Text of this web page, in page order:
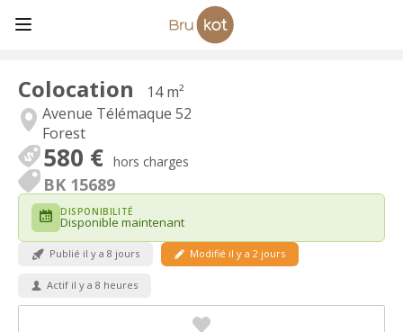
Colocation
14 m²
Avenue Télémaque 52
Forest
580 € hors charges
BK 15689
DISPONIBILITÉ
Disponible maintenant
Publié il y a 8 jours Modifié il y a 2 jours
Actif il y a 8 heures